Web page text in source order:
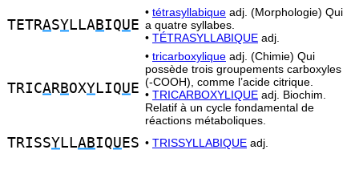
TETRASYLLABIQU E
• tétrasyllabique adj. (Morphologie) Qui
a quatre syllabes.
• TÉTRASYLLABIQUE adj.
TRICARBOXYLIQU E
• tricarboxylique adj. (Chimie) Qui
possède trois groupements carboxyles
(-COOH), comme l’acide citrique.
• TRICARBOXYLIQUE adj. Biochim.
Relatif à un cycle fondamental de
réactions métaboliques.
TRISSYLLABIQU ES • TRISSYLLABIQUE adj.